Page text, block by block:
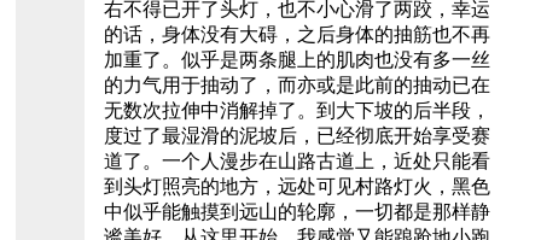
右不得已开了头灯，也不小心滑了两跤，幸运
的话，身体没有大碍，之后身体的抽筋也不再
加重了。似乎是两条腿上的肌肉也没有多一丝
的力气用于抽动了，而亦或是此前的抽动已在
无数次拉伸中消解掉了。到大下坡的后半段，
度过了最湿滑的泥坡后，已经彻底开始享受赛
道了。一个人漫步在山路古道上，近处只能看
到头灯照亮的地方，远处可见村路灯火，黑色
中似乎能触摸到远山的轮廓，一切都是那样静